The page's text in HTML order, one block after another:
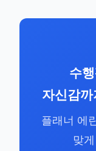
수
자신감
플래너 에
맞